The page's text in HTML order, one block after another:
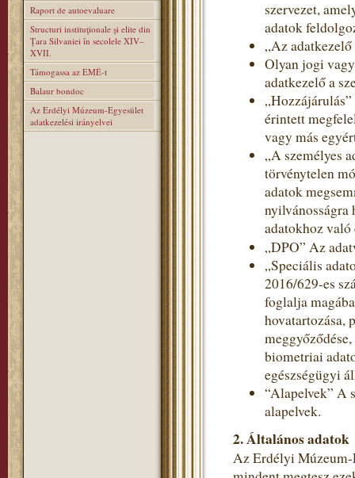
Raport de autoevaluare
Structuri instituţionale şi elite din
Ţara Silvaniei în secolele XIV–
XVII.
Támogassa az EMÉ-t
Balaur bondoc
Az Erdélyi Múzeum-Egyesület
adatkezelési irányelvei
szervezet,
adatok
„Az
Olyan jogi
adatkezelő a
érintett
vagy más
„A személyes
törvénytelen
adatok
nyilvánosságra
adatokhoz
„DPO” Az
„Speciális
2016/629-es
foglalja
hovatartozása,
biometriai
egészségügyi
“Alapelvek” A
alapelvek.
2. Általános adatok
Az Erdélyi Múzeum-